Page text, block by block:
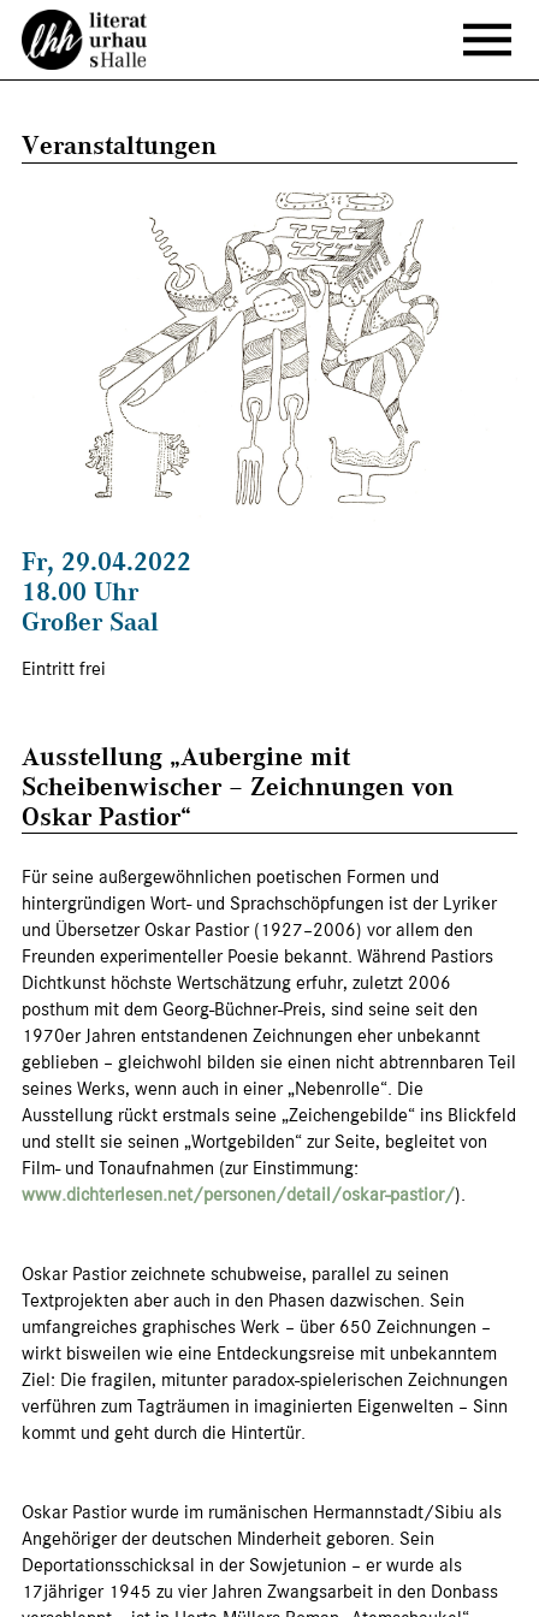
Veranstaltungen
Fr, 29.04.2022
18.00 Uhr
Großer Saal
Eintritt frei
Ausstellung „Aubergine mit
Scheibenwischer – Zeichnungen von
Oskar Pastior“
Für seine außergewöhnlichen poetischen Formen und
hintergründigen Wort- und Sprachschöpfungen ist der Lyriker
und Übersetzer Oskar Pastior (1927–2006) vor allem den
Freunden experimenteller Poesie bekannt. Während Pastiors
Dichtkunst höchste Wertschätzung erfuhr, zuletzt 2006
posthum mit dem Georg-Büchner-Preis, sind seine seit den
1970er Jahren entstandenen Zeichnungen eher unbekannt
geblieben – gleichwohl bilden sie einen nicht abtrennbaren Teil
seines Werks, wenn auch in einer „Nebenrolle“. Die
Ausstellung rückt erstmals seine „Zeichengebilde“ ins Blickfeld
und stellt sie seinen „Wortgebilden“ zur Seite, begleitet von
Film- und Tonaufnahmen (zur Einstimmung:
www.dichterlesen.net/personen/detail/oskar-pastior/).
Oskar Pastior zeichnete schubweise, parallel zu seinen
Textprojekten aber auch in den Phasen dazwischen. Sein
umfangreiches graphisches Werk – über 650 Zeichnungen –
wirkt bisweilen wie eine Entdeckungsreise mit unbekanntem
Ziel: Die fragilen, mitunter paradox-spielerischen Zeichnungen
verführen zum Tagträumen in imaginierten Eigenwelten – Sinn
kommt und geht durch die Hintertür.
Oskar Pastior wurde im rumänischen Hermannstadt/Sibiu als
Angehöriger der deutschen Minderheit geboren. Sein
Deportationsschicksal in der Sowjetunion – er wurde als
17jähriger 1945 zu vier Jahren Zwangsarbeit in den Donbass